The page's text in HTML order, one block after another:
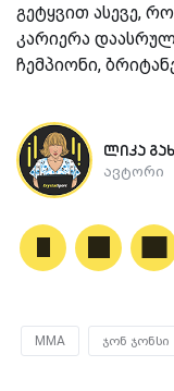
გეტყვით ასევე,
კარიერა
ჩემპიონი,
ლიკა
ავტორი
MMA ჯონ ჯონსი